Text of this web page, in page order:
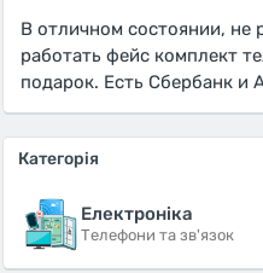
В отличном состоянии, не
работать фейс комплект
подарок. Есть Сбербанк и
Категорія
Електроніка
Телефони та зв'язок